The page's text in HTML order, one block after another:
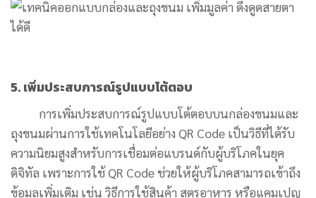
5. เพิ่มประสบการณ์รูปแบบโต้ตอบ
การเพิ่มประสบการณ์รูปแบบโต้ตอบบนกล่องขนมและ
ถุงขนมผ่านการใช้เทคโนโลยีอย่าง QR Code เป็นวิธีที่ได้รับ
ความนิยมสูงสำหรับการเชื่อมต่อแบรนด์กับผู้บริโภคในยุค
ดิจิทัล เพราะการใช้ QR Code ช่วยให้ผู้บริโภคสามารถเข้าถึง
ข้อมูลเพิ่มเติม เช่น วิธีการใช้สินค้า สูตรอาหาร หรือแคมเปญ